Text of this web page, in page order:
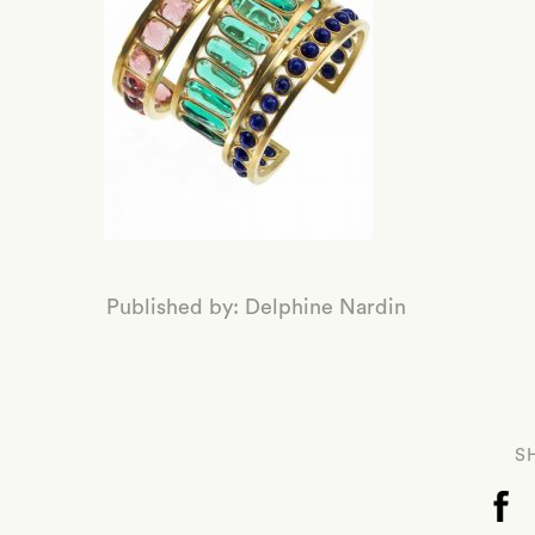
Published by: Delphine Nardin